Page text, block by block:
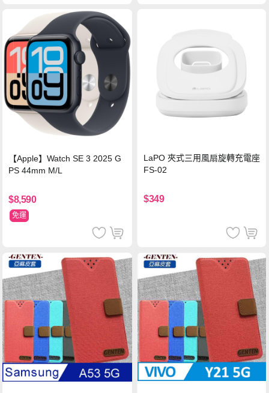
【Apple】Watch SE 3 2025 G
PS 44mm M/L
$8,590
免運
LaPO 夾式三用風扇旋轉充電座
FS-02
$349